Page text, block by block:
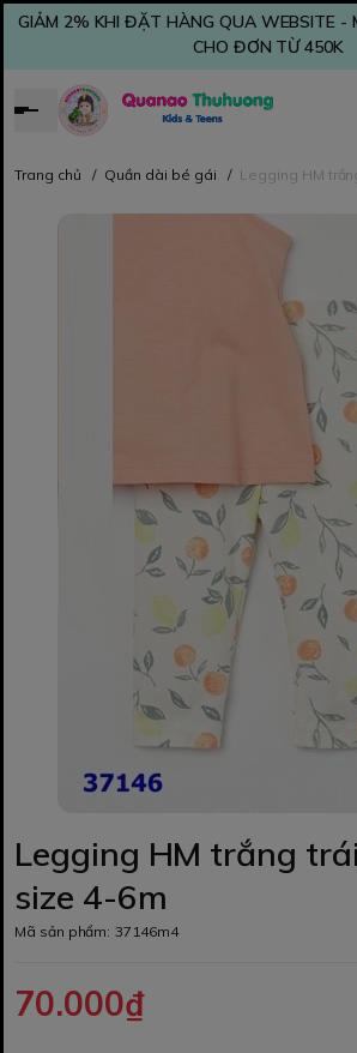
GIẢM 2% KHI ĐẶT HÀNG QUA WEBSITE -
CHO ĐƠN TỪ 450K
Trang chủ / Quần dài bé gái / Legging HM
Legging HM trắng
size 4-6m
Mã sản phẩm: 37146m4
70.000₫